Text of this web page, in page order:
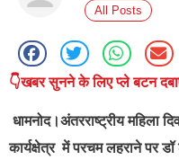
All Posts
👇खबर सुनने के लिए प्ले बटन
धामनोद।अंतरराष्ट्रीय महिला
कार्यक्षेत्र में परचम लहराने पर